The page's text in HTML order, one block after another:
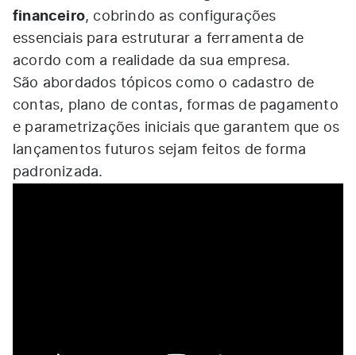
financeiro, cobrindo as configurações
essenciais para estruturar a ferramenta de
acordo com a realidade da sua empresa.
São abordados tópicos como o cadastro de
contas, plano de contas, formas de pagamento
e parametrizações iniciais que garantem que os
lançamentos futuros sejam feitos de forma
padronizada.